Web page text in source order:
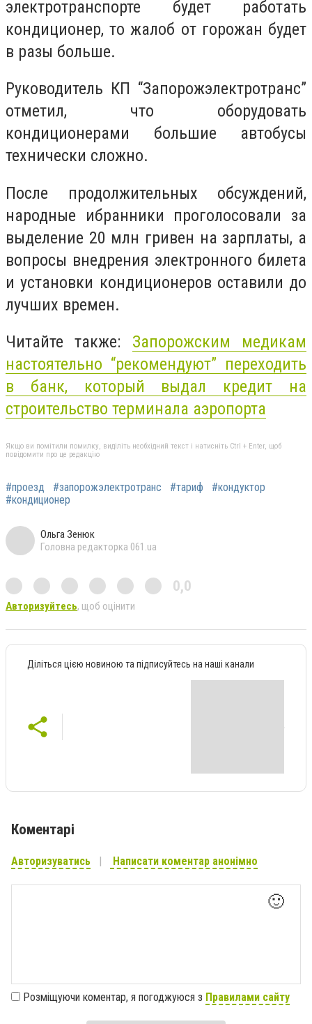
электротранспорте будет работать
кондиционер, то жалоб от горожан будет
в разы больше.
Руководитель КП “Запорожэлектротранс”
отметил, что оборудовать
кондиционерами большие автобусы
технически сложно.
После продолжительных обсуждений,
народные ибранники проголосовали за
выделение 20 млн гривен на зарплаты, а
вопросы внедрения электронного билета
и установки кондиционеров оставили до
лучших времен.
Читайте также: Запорожским медикам
настоятельно “рекомендуют” переходить
в банк, который выдал кредит на
строительство терминала аэропорта
Якщо ви помітили помилку, виділіть необхідний текст і натисніть Ctrl + Enter, щоб
повідомити про це редакцію
#проезд #запорожэлектротранс #тариф
#кондуктор
#кондиционер
Ольга Зенюк
Головна редакторка 061.ua
0,0
Авторизуйтесь, щоб оцінити
Діліться цією новиною та підписуйтесь на наші канали
Коментарі
Авторизуватись Написати коментар анонімно
🙂
Розміщуючи коментар, я погоджуюся з Правилами сайту